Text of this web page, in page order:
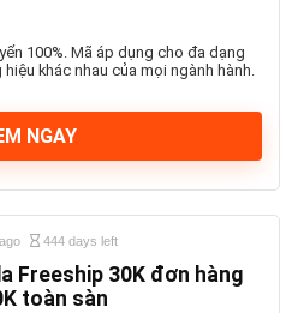
100%. Mã áp dụng cho đa dạng
khác nhau của mọi ngành hành.
NGAY
444 days left
Freeship 30K đơn hàng
toàn sàn